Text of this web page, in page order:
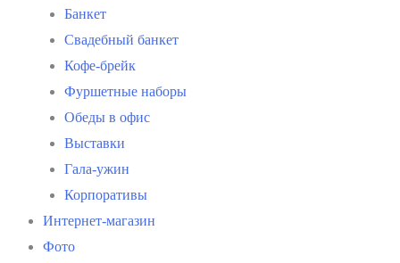
Банкет
Свадебный банкет
Кофе-брейк
Фуршетные наборы
Обеды в офис
Выставки
Гала-ужин
Корпоративы
Интернет-магазин
Фото